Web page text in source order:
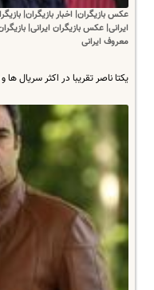
عکس بازیگران| اخبار بازیگران|
ایرانی| عکس بازیگران ایرانی|
معروف ایرانی
یکتا ناصر تقریبا در اکثر